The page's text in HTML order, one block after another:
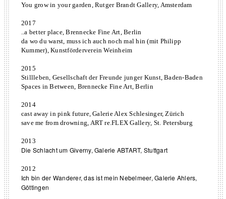
You grow in your garden, Rutger Brandt Gallery, Amsterdam
2017
..a better place, Brennecke Fine Art, Berlin
da wo du warst, muss ich auch noch mal hin (mit Philipp
Kummer), Kunstförderverein Weinheim
2015
Stillleben, Gesellschaft der Freunde junger Kunst, Baden-Baden
Spaces in Between, Brennecke Fine Art, Berlin
2014
cast away in pink future, Galerie Alex Schlesinger, Zürich
save me from drowning, ART re.FLEX Gallery, St. Petersburg
2013
Die Schlacht um Giverny, Galerie ABTART, Stuttgart
2012
Ich bin der Wanderer, das ist mein Nebelmeer, Galerie Ahlers,
Göttingen